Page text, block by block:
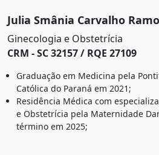
Julia Smânia Carvalho
Ginecologia e Obstetrícia
CRM - SC 32157 / RQE 27109
Graduação em Medicina pela
Católica do Paraná em 2021;
Residência Médica com
e Obstetrícia pela Maternidade
término em 2025;